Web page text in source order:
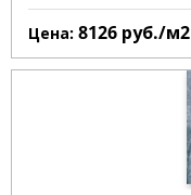
Цена: 8126 руб./м2